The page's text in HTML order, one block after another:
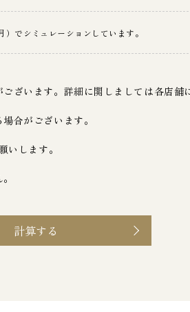
）でシミュレーションしています。
ざいます。詳細に関しましては各店舗
合がございます。
します。